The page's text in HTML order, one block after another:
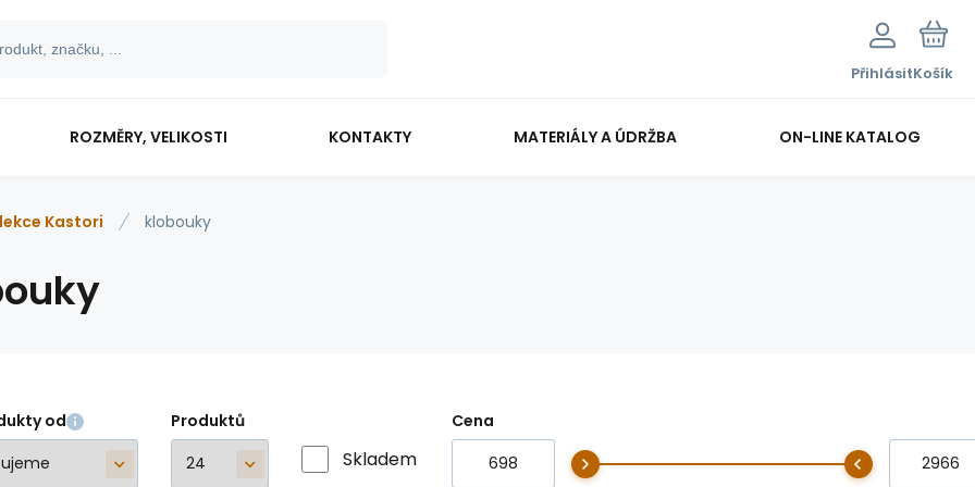
PřihlásitKošík
ROZMĚRY, VELIKOSTI KONTAKTY MATERIÁLY A ÚDRŽBA ON-LINE KATALOG
Kastori klobouky
od Produktů
Skladem
Cena